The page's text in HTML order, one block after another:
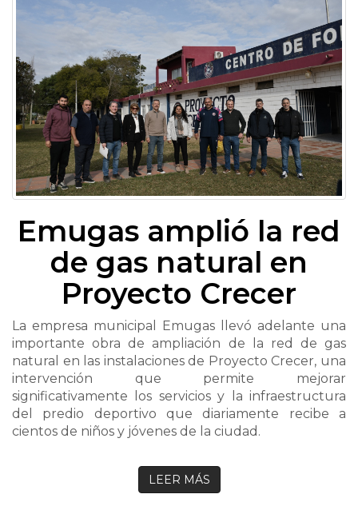
Emugas amplió la red
de gas natural en
Proyecto Crecer
La empresa municipal Emugas llevó adelante una
importante obra de ampliación de la red de gas
natural en las instalaciones de Proyecto Crecer, una
intervención que permite mejorar
significativamente los servicios y la infraestructura
del predio deportivo que diariamente recibe a
cientos de niños y jóvenes de la ciudad.
LEER MÁS